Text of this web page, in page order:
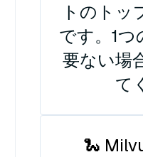
トのトッ
です。1
要ない場
て
🐍